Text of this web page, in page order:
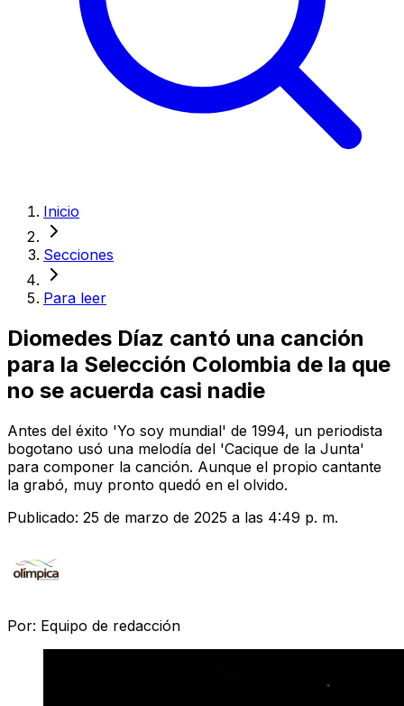
Inicio
Secciones
Para leer
Diomedes Díaz cantó una canción
para la Selección Colombia de la que
no se acuerda casi nadie
Antes del éxito 'Yo soy mundial' de 1994, un periodista
bogotano usó una melodía del 'Cacique de la Junta'
para componer la canción. Aunque el propio cantante
la grabó, muy pronto quedó en el olvido.
Publicado: 25 de marzo de 2025 a las 4:49 p. m.
Por: Equipo de redacción